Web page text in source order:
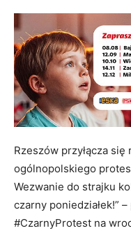
Rzeszów przyłącza
ogólnopolskiego
Wezwanie do strajku
czarny poniedziałek!”
#CzarnyProtest na